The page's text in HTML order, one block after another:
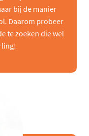
bij de manier
Daarom probeer
te zoeken die wel